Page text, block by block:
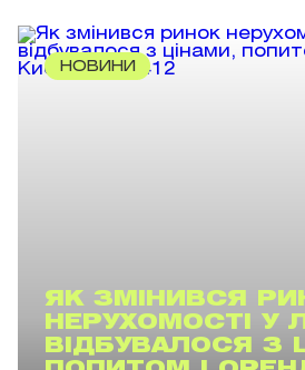
НОВИНИ
ЯК ЗМІНИВСЯ
НЕРУХОМОСТІ У
ВІДБУВАЛОСЯ З